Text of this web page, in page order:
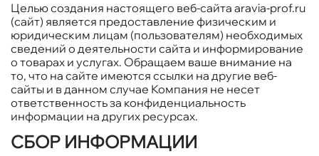
Целью создания настоящего веб-сайта aravia-prof.ru
(сайт) является предоставление физическим и
юридическим лицам (пользователям) необходимых
сведений о деятельности сайта и информирование
о товарах и услугах. Обращаем ваше внимание на
то, что на сайте имеются ссылки на другие веб-
сайты и в данном случае Компания не несет
ответственность за конфиденциальность
информации на других ресурсах.
СБОР ИНФОРМАЦИИ